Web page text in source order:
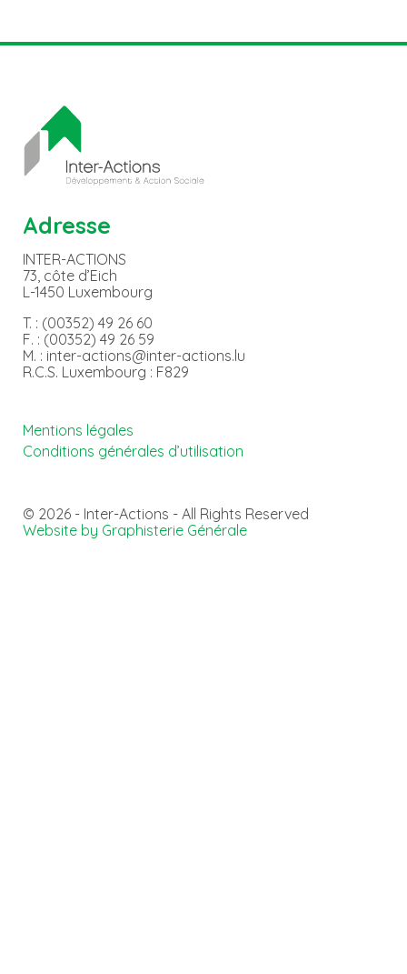
Adresse
INTER-ACTIONS
73, côte d’Eich
L-1450 Luxembourg
T. : (00352) 49 26 60
F. : (00352) 49 26 59
M. : inter-actions@inter-actions.lu
R.C.S. Luxembourg : F829
Mentions légales
Conditions générales d’utilisation
© 2026 - Inter-Actions - All Rights Reserved
Website by Graphisterie Générale